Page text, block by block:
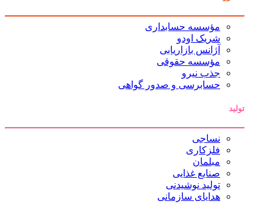
مؤسسه حسابداری
شریک اودو
آژانس بازاریابی
مؤسسه حقوقی
جذب نیرو
حسابرسی و صدور گواهی
تولید
نساجی
فلزکاری
مبلمان
صنایع غذایی
تولید نوشیدنی
هدایای سازمانی